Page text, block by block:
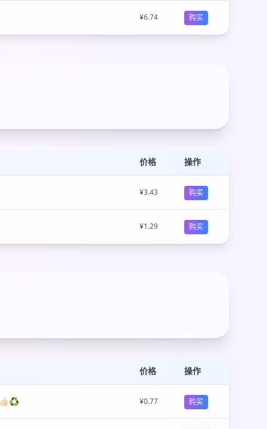
¥6.74 购买
价格 操作
¥3.43 购买
¥1.29 购买
价格 操作
¥0.77 购买